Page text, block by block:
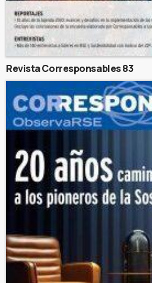
Revista Corresponsables 83